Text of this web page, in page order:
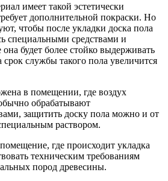
имеет такой эстетически
дополнительной покраски. Но
чтобы после укладки доска пола
специальными средствами и
она будет более стойко выдерживать
службы такого пола увеличится
в помещении, где воздух
обрабатывают
защитить доску пола можно и от
раствором.
где происходит укладка
техническим требованиям
пород древесины.